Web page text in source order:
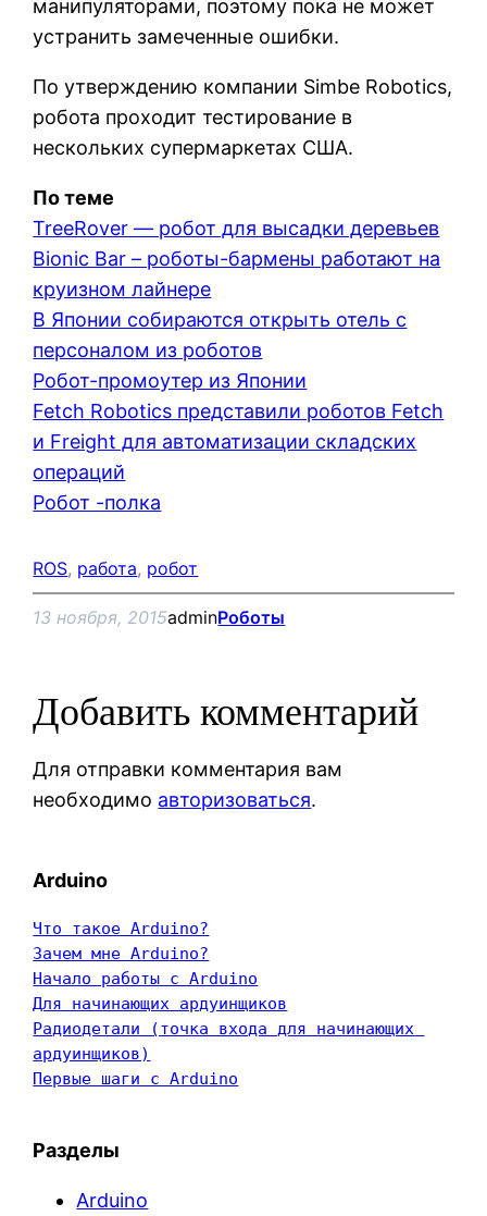
манипуляторами, поэтому пока не может
устранить замеченные ошибки.
По утверждению компании Simbe Robotics,
робота проходит тестирование в
нескольких супермаркетах США.
По теме
TreeRover — робот для высадки деревьев
Bionic Bar – роботы-бармены работают на
круизном лайнере
В Японии собираются открыть отель с
персоналом из роботов
Робот-промоутер из Японии
Fetch Robotics представили роботов Fetch
и Freight для автоматизации складских
операций
Робот -полка
ROS, работа, робот
13 ноября, 2015adminРоботы
Добавить комментарий
Для отправки комментария вам
необходимо авторизоваться.
Arduino
Что такое Arduino?
Зачем мне Arduino?
Начало работы с Arduino
Для начинающих ардуинщиков
Радиодетали (точка входа для начинающих
ардуинщиков)
Первые шаги с Arduino
Разделы
Arduino